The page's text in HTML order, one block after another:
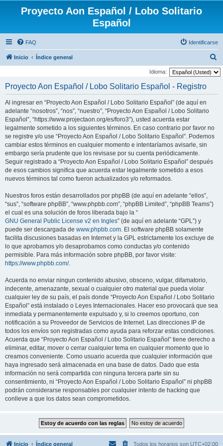
Proyecto Aon Español / Lobo Solitario
Español
FAQ Identificarse
Inicio Índice general
u
Idioma:
Proyecto Aon Español / Lobo Solitario Español - Registro
Al ingresar en “Proyecto Aon Español / Lobo Solitario Español” (de aquí en
adelante “nosotros”, “nos”, “nuestro”, “Proyecto Aon Español / Lobo Solitario
Español”, “https://www.projectaon.org/es/foro3”), usted acuerda estar
legalmente sometido a los siguientes términos. En caso contrario por favor no
se registre y/o use “Proyecto Aon Español / Lobo Solitario Español”. Podemos
cambiar estos términos en cualquier momento e intentaríamos avisarle, sin
embargo sería prudente que los revisase por su cuenta periódicamente.
Seguir registrado a “Proyecto Aon Español / Lobo Solitario Español” después
de esos cambios significa que acuerda estar legalmente sometido a esos
nuevos términos tal como fueron actualizados y/o reformados.
Nuestros foros están desarrollados por phpBB (de aquí en adelante “ellos”,
“sus”, “software phpBB”, “www.phpbb.com”, “phpBB Limited”, “phpBB Teams”)
el cual es una solución de foros liberada bajo la “
GNU General Public License v2 en Ingles” (de aquí en adelante “GPL”) y
puede ser descargada de www.phpbb.com. El software phpBB solamente
facilita discusiones basadas en Internet y la GPL estrictamente los excluye de
lo que aprobamos y/o desaprobamos como conductas y/o contenido
permisible. Para más información sobre phpBB, por favor visite:
https://www.phpbb.com/.
Acuerda no enviar ningun contenido abusivo, obsceno, vulgar, difamatorio,
indecente, amenazante, sexual o cualquier otro material que pueda violar
cualquier ley de su país, el país donde “Proyecto Aon Español / Lobo Solitario
Español” está instalado o Leyes Internacionales. Hacer eso provocará que sea
inmediata y permanentemente expulsado y, si lo creemos oportuno, con
notificación a su Proveedor de Servicios de Internet. Las direcciones IP de
todos los envíos son registradas como ayuda para reforzar estas condiciones.
Acuerda que “Proyecto Aon Español / Lobo Solitario Español” tiene derecho a
eliminar, editar, mover o cerrar cualquier tema en cualquier momento que lo
creamos conveniente. Como usuario acuerda que cualquier información que
haya ingresado será almacenada en una base de datos. Dado que esta
información no será compartida con ninguna tercera parte sin su
consentimiento, ni “Proyecto Aon Español / Lobo Solitario Español” ni phpBB
podrán considerarse responsables por cualquier intento de hacking que
conlleve a que los datos sean comprometidos.
Inicio Índice general Todos los horarios son UTC+02:00